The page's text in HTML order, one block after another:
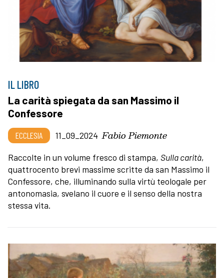
IL LIBRO
La carità spiegata da san Massimo il
Confessore
ECCLESIA 11_09_2024 Fabio Piemonte
Raccolte in un volume fresco di stampa, Sulla carità,
quattrocento brevi massime scritte da san Massimo il
Confessore, che, illuminando sulla virtù teologale per
antonomasia, svelano il cuore e il senso della nostra
stessa vita.